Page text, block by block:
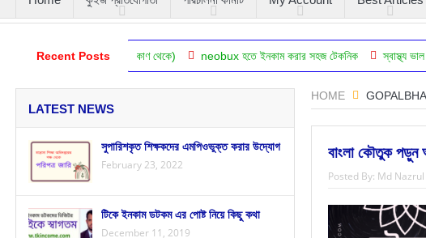
Recent Posts
(বিজ্ঞানের দৃষ্টিকোণ থেকে) neobux হতে ইনকাম করার সহজ টেকনিক স্বাস্থ্য ভাল রাখার
HOME
বাংলা কৌতুক
Posted By: Md
LATEST NEWS
সুপারিশকৃত শিক্ষকদের এমপিওভুক্ত করার উদ্যোগ
February 23, 2022
টিকে ইনকাম ডটকম এর পোষ্ট নিয়ে কিছু কথা
December 11, 2019